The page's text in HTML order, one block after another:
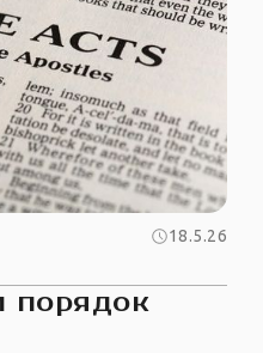
18.5.26
порядок